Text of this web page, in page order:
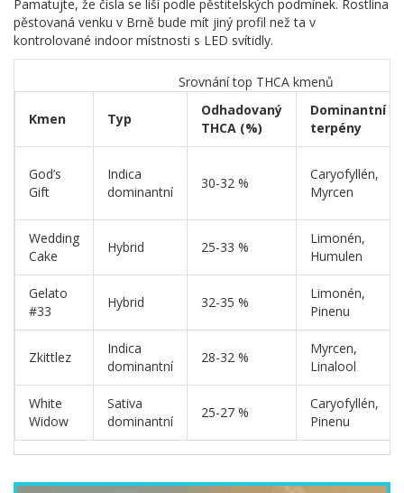
Pamatujte, že čísla se liší podle pěstitelských podmínek. Rostlina
pěstovaná venku v Brně bude mít jiný profil než ta v
kontrolované indoor místnosti s LED svítidly.
Srovnání top THCA kmenů
Kmen Typ
Odhadovaný
THCA (%)
Dominantní
terpény
God’s
Gift
Indica
dominantní
30-32 %
Caryofyllén,
Myrcen
Wedding
Cake
Hybrid 25-33 %
Limonén,
Humulen
Gelato
#33
Hybrid 32-35 %
Limonén,
Pinenu
Zkittlez
Indica
dominantní
28-32 %
Myrcen,
Linalool
White
Widow
Sativa
dominantní
25-27 %
Caryofyllén,
Pinenu